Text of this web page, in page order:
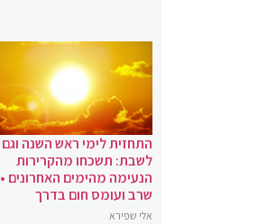
התחזית לימי ראש השנה וגם
לשבת: תשכחו מהקרירות
הנעימה מהימים האחרונים •
שרב ועומס חום בדרך
אלי שפירא